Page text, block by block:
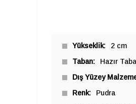
Yükseklik
2 cm
Taban
Hazır
Dış Yüzey
Renk
Pudra